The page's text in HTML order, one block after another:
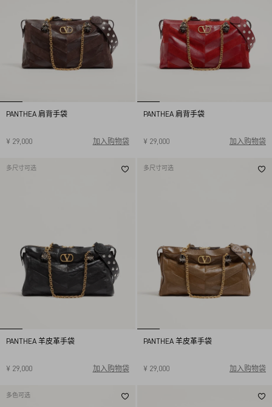
PANTHEA 肩背手袋
¥ 29,000 加入购物袋
PANTHEA 肩背手袋
¥ 29,000 加入购物袋
多尺寸可选
PANTHEA 羊皮革手袋
¥ 29,000 加入购物袋
多尺寸可选
PANTHEA 羊皮革手袋
¥ 29,000 加入购物袋
多色可选